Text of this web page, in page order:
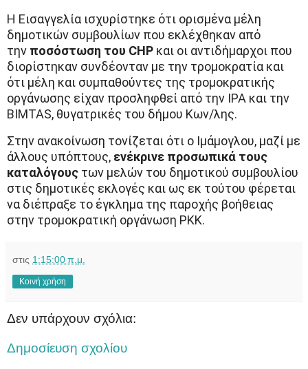
Η Εισαγγελία ισχυρίστηκε ότι ορισμένα μέλη
δημοτικών συμβουλίων που εκλέχθηκαν από
την ποσόστωση του CHP και οι αντιδήμαρχοι που
διορίστηκαν συνδέονταν με την τρομοκρατία και
ότι μέλη και συμπαθούντες της τρομοκρατικής
οργάνωσης είχαν προσληφθεί από την IPA και την
BIMTAS, θυγατρικές του δήμου Κων/λης.
Στην ανακοίνωση τονίζεται ότι ο Ιμάμογλου, μαζί με
άλλους υπόπτους, ενέκρινε προσωπικά τους
καταλόγους των μελών του δημοτικού συμβουλίου
στις δημοτικές εκλογές και ως εκ τούτου φέρεται
να διέπραξε το έγκλημα της παροχής βοήθειας
στην τρομοκρατική οργάνωση PKK.
στις 1:15:00 π.μ.
Κοινή χρήση
Δεν υπάρχουν σχόλια:
Δημοσίευση σχολίου